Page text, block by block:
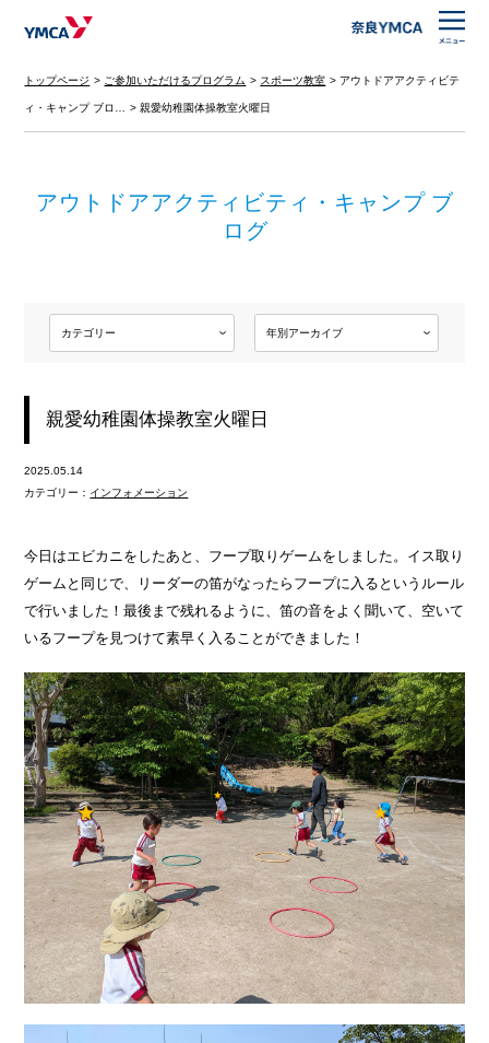
トップページ ご参加いただけるプログラム スポーツ教室 アウトドアアクティビテ
ィ・キャンプ ブロ… 親愛幼稚園体操教室火曜日
アウトドアアクティビティ・キャンプ ブ
ログ
親愛幼稚園体操教室火曜日
2025.05.14
カテゴリー： インフォメーション
今日はエビカニをしたあと、フープ取りゲームをしました。イス取り
ゲームと同じで、リーダーの笛がなったらフープに入るというルール
で行いました！最後まで残れるように、笛の音をよく聞いて、空いて
いるフープを見つけて素早く入ることができました！